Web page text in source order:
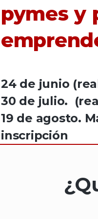
pymes y
24 de junio (
30 de julio.
19 de agosto.
inscripción